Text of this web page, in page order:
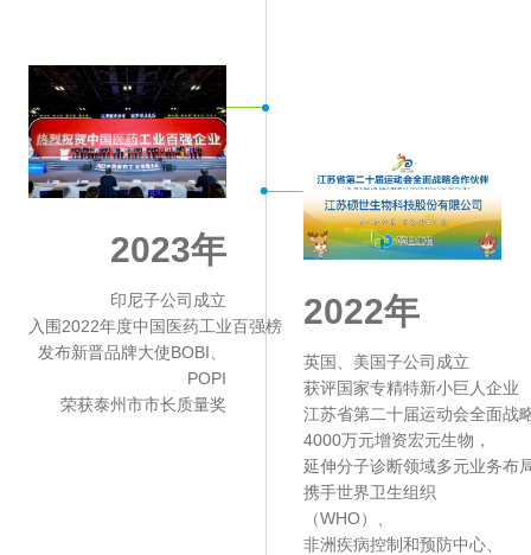
2023年
印尼子公司成立
入围2022年度中国医药工业百强榜
发布新晋品牌大使BOBI、
POPI
荣获泰州市市长质量奖
2022年
英国、美国子公司成立
获评国家专精特新小巨人企业
江苏省第二十届运动会全面战
4000万元增资宏元生物，
延伸分子诊断领域多元业务布
携手世界卫生组织
（WHO）、
非洲疾病控制和预防中心、